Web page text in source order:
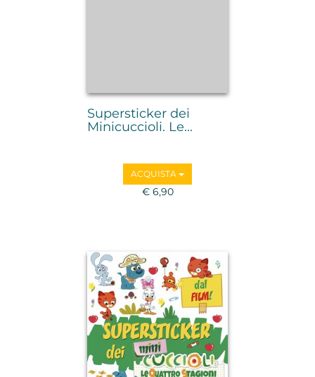
Supersticker dei
Minicuccioli. Le...
ACQUISTA
€ 6,90